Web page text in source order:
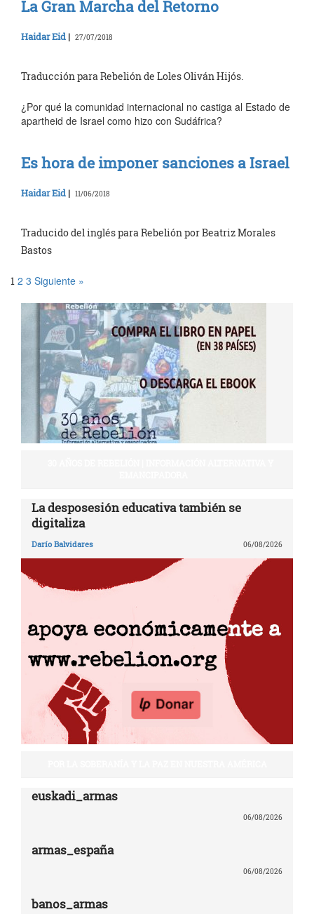
La Gran Marcha del Retorno
Haidar Eid | 27/07/2018
Traducción para Rebelión de Loles Oliván Hijós.
¿Por qué la comunidad internacional no castiga al Estado de
apartheid de Israel como hizo con Sudáfrica?
Es hora de imponer sanciones a Israel
Haidar Eid | 11/06/2018
Traducido del inglés para Rebelión por Beatriz Morales
Bastos
1 2 3 Siguiente »
La desposesión educativa también se
digitaliza
Darío Balvidares 06/08/2026
euskadi_armas
06/08/2026
armas_españa
06/08/2026
banos_armas